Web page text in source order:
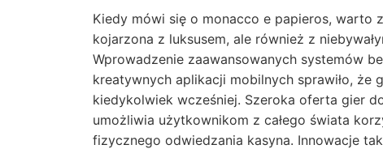
Kiedy mówi się o monacco e papieros, warto
kojarzona z luksusem, ale również z
Wprowadzenie zaawansowanych systemów
kreatywnych aplikacji mobilnych sprawiło, że
kiedykolwiek wcześniej. Szeroka oferta gier
umożliwia użytkownikom z całego świata
fizycznego odwiedzania kasyna. Innowacje